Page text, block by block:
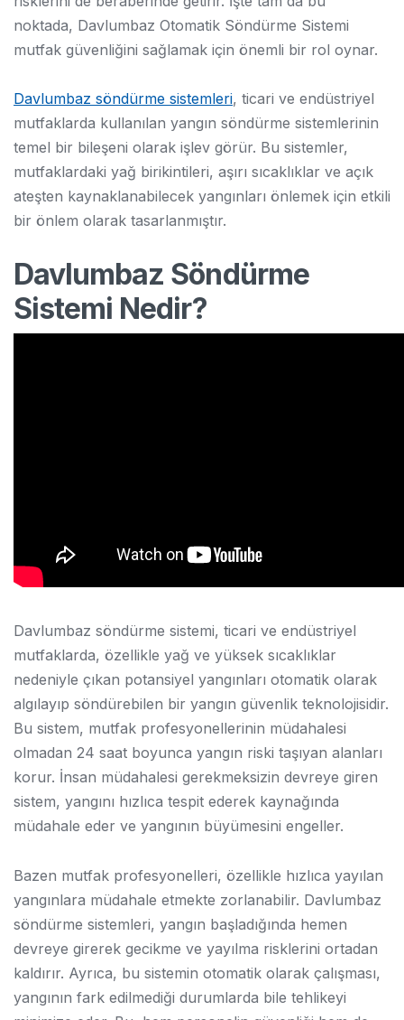
noktada, Davlumbaz Otomatik Söndürme Sistemi
mutfak güvenliğini sağlamak için önemli bir rol oynar.
Davlumbaz söndürme sistemleri, ticari ve endüstriyel
mutfaklarda kullanılan yangın söndürme sistemlerinin
temel bir bileşeni olarak işlev görür. Bu sistemler,
mutfaklardaki yağ birikintileri, aşırı sıcaklıklar ve açık
ateşten kaynaklanabilecek yangınları önlemek için etkili
bir önlem olarak tasarlanmıştır.
Davlumbaz Söndürme
Sistemi Nedir?
Davlumbaz söndürme sistemi, ticari ve endüstriyel
mutfaklarda, özellikle yağ ve yüksek sıcaklıklar
nedeniyle çıkan potansiyel yangınları otomatik olarak
algılayıp söndürebilen bir yangın güvenlik teknolojisidir.
Bu sistem, mutfak profesyonellerinin müdahalesi
olmadan 24 saat boyunca yangın riski taşıyan alanları
korur. İnsan müdahalesi gerekmeksizin devreye giren
sistem, yangını hızlıca tespit ederek kaynağında
müdahale eder ve yangının büyümesini engeller.
Bazen mutfak profesyonelleri, özellikle hızlıca yayılan
yangınlara müdahale etmekte zorlanabilir. Davlumbaz
söndürme sistemleri, yangın başladığında hemen
devreye girerek gecikme ve yayılma risklerini ortadan
kaldırır. Ayrıca, bu sistemin otomatik olarak çalışması,
yangının fark edilmediği durumlarda bile tehlikeyi